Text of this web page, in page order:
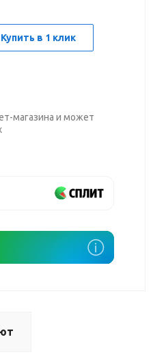
Купить в 1 клик
магазина и может